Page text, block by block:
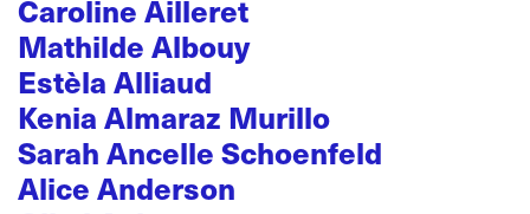
Caroline Ailleret
Mathilde Albouy
Estèla Alliaud
Kenia Almaraz Murillo
Sarah Ancelle Schoenfeld
Alice Anderson